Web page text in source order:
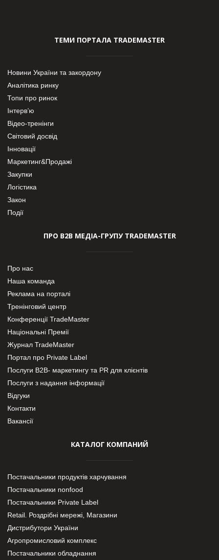
ТЕМИ ПОРТАЛА TRADEMASTER
Новини України та закордону
Аналітика ринку
Топи про ринок
Інтерв’ю
Відео-тренінги
Світовий досвід
Інновації
Маркетинг&Продажі
Закупки
Логістика
Закон
Події
ПРО В2В МЕДІА-ГРУПУ TRADEMASTER
Про нас
Наша команда
Реклама на порталі
Тренінговий центр
Конференції TradeMaster
Національні Премії
Журнал TradeMaster
Портал про Private Label
Послуги В2В- маркетингу та PR для клієнтів
Послуги з надання інформації
Відгуки
Контакти
Вакансії
КАТАЛОГ КОМПАНИЙ
Постачальники продуктів харчування
Постачальники nonfood
Постачальники Private Label
Retail. Роздрібні мережі, Магазини
Дистрибутори України
Агропромисловий комплекс
Постачальники обладнання